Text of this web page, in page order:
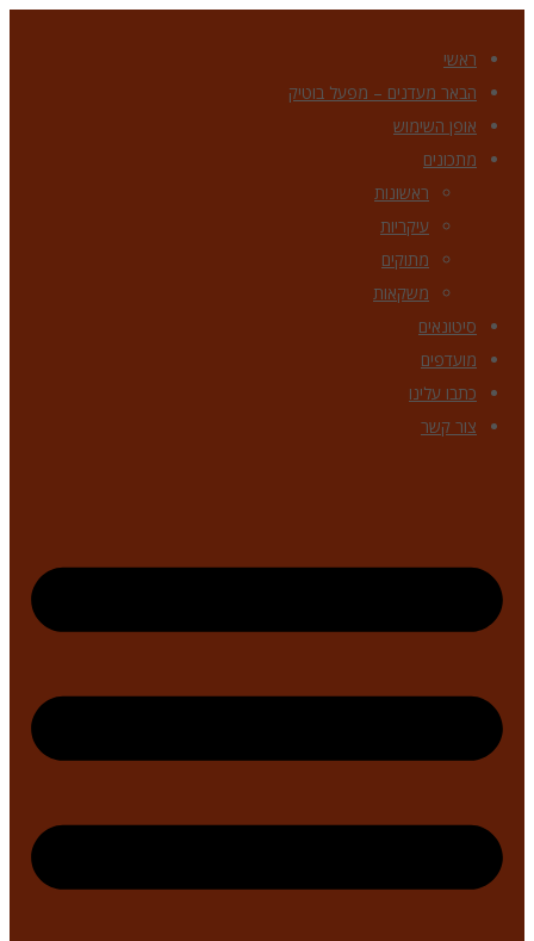
ראשי
הבאר מעדנים – מפעל בוטיק
אופן השימוש
מתכונים
ראשונות
עיקריות
מתוקים
משקאות
סיטונאים
מועדפים
כתבו עלינו
צור קשר